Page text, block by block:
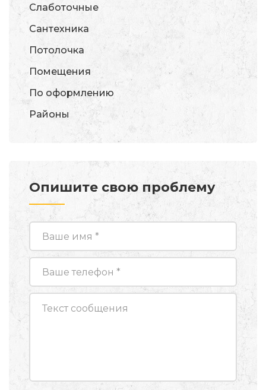
Слаботочные
Сантехника
Потолочка
Помещения
По оформлению
Районы
Опишите свою проблему